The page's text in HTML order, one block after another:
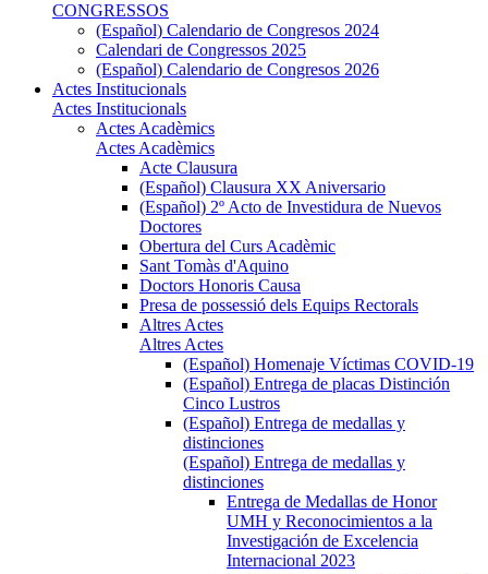
CONGRESSOS
(Español) Calendario de Congresos 2024
Calendari de Congressos 2025
(Español) Calendario de Congresos 2026
Actes Institucionals
Actes Institucionals
Actes Acadèmics
Actes Acadèmics
Acte Clausura
(Español) Clausura XX Aniversario
(Español) 2º Acto de Investidura de Nuevos
Doctores
Obertura del Curs Acadèmic
Sant Tomàs d'Aquino
Doctors Honoris Causa
Presa de possessió dels Equips Rectorals
Altres Actes
Altres Actes
(Español) Homenaje Víctimas COVID-19
(Español) Entrega de placas Distinción
Cinco Lustros
(Español) Entrega de medallas y
distinciones
(Español) Entrega de medallas y
distinciones
Entrega de Medallas de Honor
UMH y Reconocimientos a la
Investigación de Excelencia
Internacional 2023